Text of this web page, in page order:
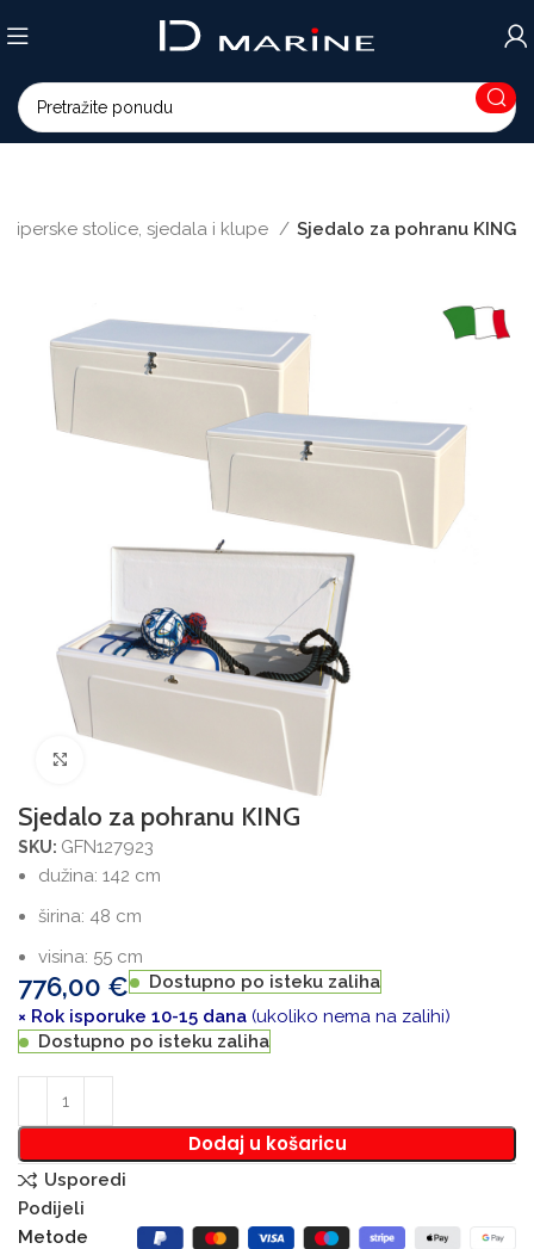
stolice, sjedala i klupe Sjedalo za pohranu KING
Povećajte sliku
Sjedalo za pohranu KING
SKU: GFN127923
dužina: 142 cm
širina: 48 cm
visina: 55 cm
776,00 €
Dostupno po isteku zaliha
× Rok isporuke 10-15 dana (ukoliko nema na zalihi)
Dostupno po isteku zaliha
Dodaj u košaricu
Usporedi
Podijeli
Metode